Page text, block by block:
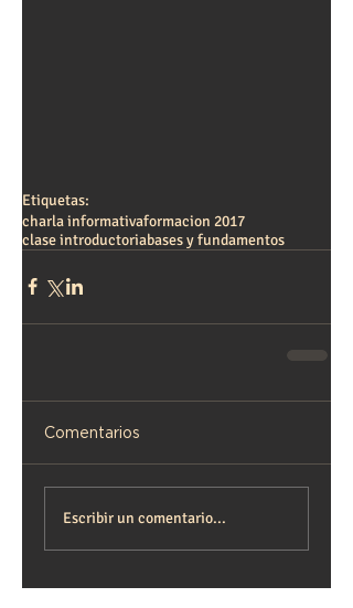
Etiquetas:
charla informativaformacion 2017
clase introductoriabases y fundamentos
Comentarios
Escribir un comentario...